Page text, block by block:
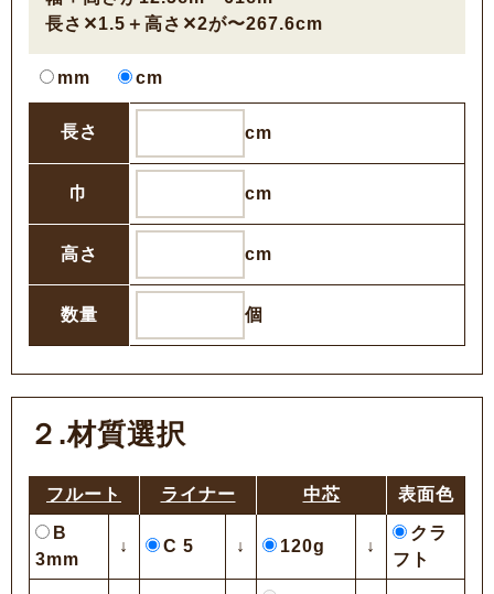
長さ✕1.5＋高さ✕2が〜267.6cm
mm cm
長さ cm
巾 cm
高さ cm
数量 個
２.材質選択
フルート ライナー 中芯 表面色
B
3mm
↓ C 5 ↓ 120g ↓
クラ
フト